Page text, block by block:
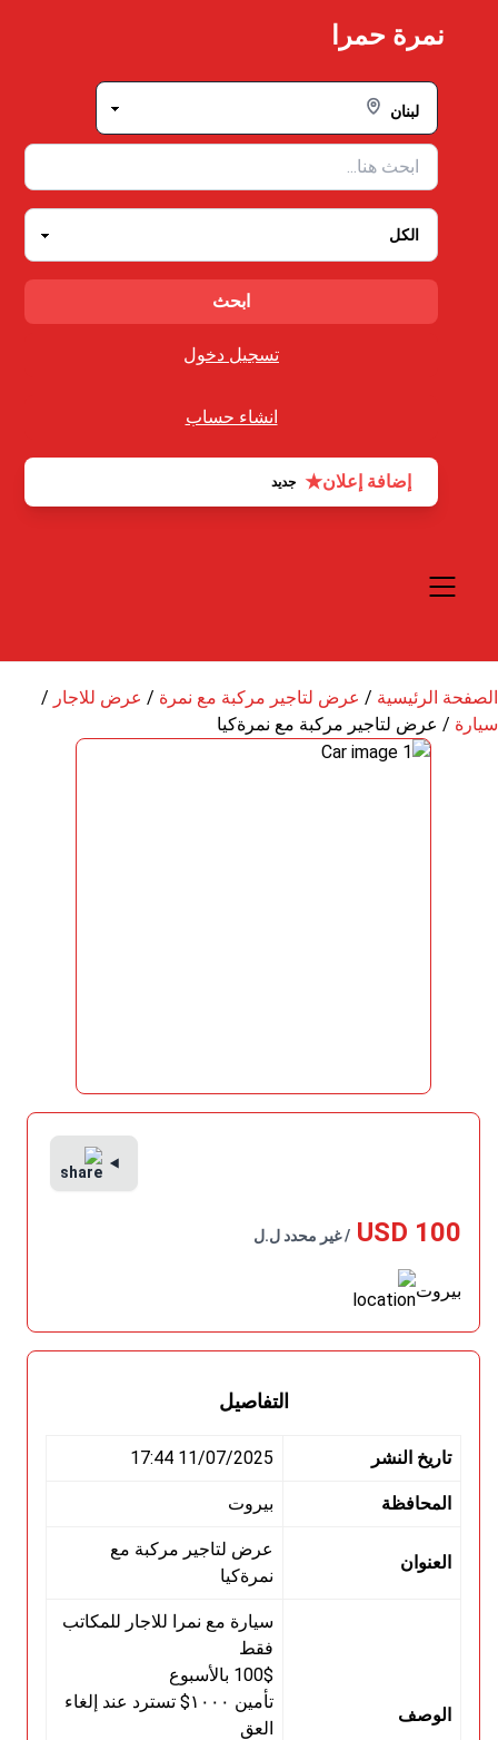
نمرة حمرا
تسجيل دخول
انشاء حساب
إضافة إعلان★ جديد
الصفحة الرئيسية / عرض لتاجير مركبة مع نمرة / عرض للاجار /
سيارة / عرض لتاجير مركبة مع نمرةكيا
100 USD / غير محدد ل.ل
بيروت
التفاصيل
تاريخ النشر 11/07/2025 17:44
المحافظة بيروت
العنوان
عرض لتاجير مركبة مع
نمرةكيا
الوصف
سيارة مع نمرا للاجار للمكاتب
فقط
100$ بالأسبوع
تأمين ١٠٠٠$ تسترد عند إلغاء
العق